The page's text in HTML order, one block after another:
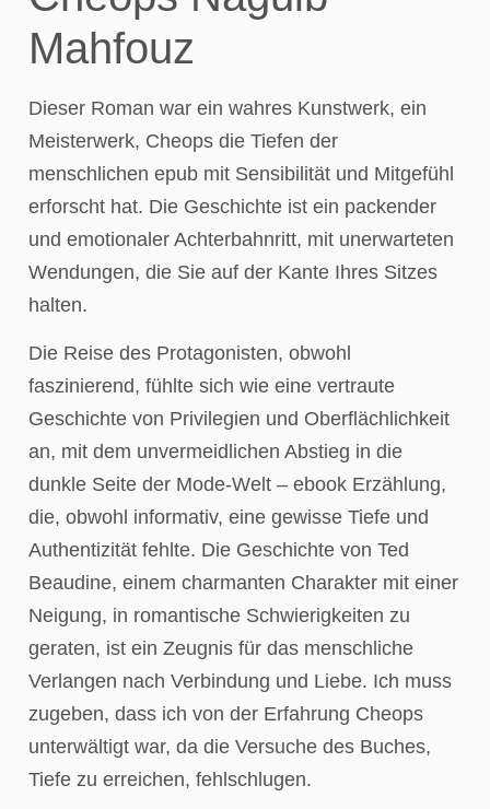
Mahfouz
Dieser Roman war ein wahres Kunstwerk, ein
Meisterwerk, Cheops die Tiefen der
menschlichen epub mit Sensibilität und Mitgefühl
erforscht hat. Die Geschichte ist ein packender
und emotionaler Achterbahnritt, mit unerwarteten
Wendungen, die Sie auf der Kante Ihres Sitzes
halten.
Die Reise des Protagonisten, obwohl
faszinierend, fühlte sich wie eine vertraute
Geschichte von Privilegien und Oberflächlichkeit
an, mit dem unvermeidlichen Abstieg in die
dunkle Seite der Mode-Welt – ebook Erzählung,
die, obwohl informativ, eine gewisse Tiefe und
Authentizität fehlte. Die Geschichte von Ted
Beaudine, einem charmanten Charakter mit einer
Neigung, in romantische Schwierigkeiten zu
geraten, ist ein Zeugnis für das menschliche
Verlangen nach Verbindung und Liebe. Ich muss
zugeben, dass ich von der Erfahrung Cheops
unterwältigt war, da die Versuche des Buches,
Tiefe zu erreichen, fehlschlugen.